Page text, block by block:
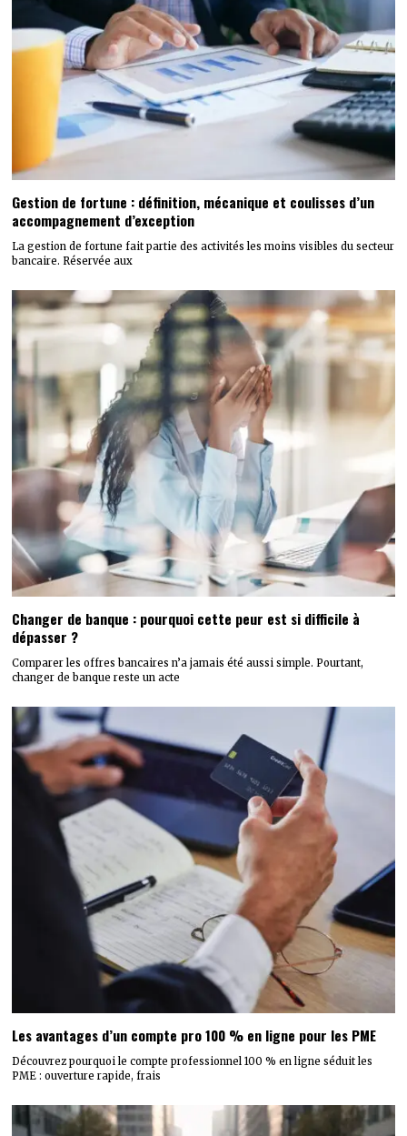
Gestion de fortune : définition, mécanique et coulisses d’un
accompagnement d’exception
La gestion de fortune fait partie des activités les moins visibles du secteur
bancaire. Réservée aux
Changer de banque : pourquoi cette peur est si difficile à
dépasser ?
Comparer les offres bancaires n’a jamais été aussi simple. Pourtant,
changer de banque reste un acte
Les avantages d’un compte pro 100 % en ligne pour les PME
Découvrez pourquoi le compte professionnel 100 % en ligne séduit les
PME : ouverture rapide, frais